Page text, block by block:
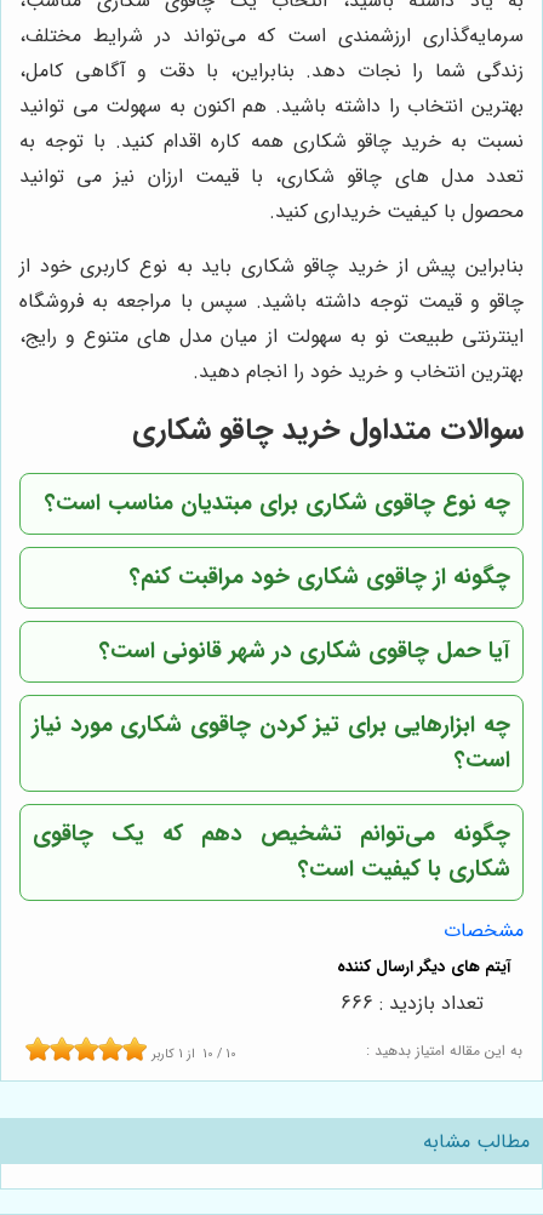
سرمایه‌گذاری ارزشمندی است که می‌تواند در شرایط مختلف،
زندگی شما را نجات دهد. بنابراین، با دقت و آگاهی کامل،
بهترین انتخاب را داشته باشید. هم اکنون به سهولت می توانید
نسبت به خرید چاقو شکاری همه کاره اقدام کنید. با توجه به
تعدد مدل های چاقو شکاری، با قیمت ارزان نیز می توانید
محصول با کیفیت خریداری کنید.
بنابراین پیش از خرید چاقو شکاری باید به نوع کاربری خود از
چاقو و قیمت توجه داشته باشید. سپس با مراجعه به فروشگاه
اینترنتی طبیعت نو به سهولت از میان مدل های متنوع و رایج،
بهترین انتخاب و خرید خود را انجام دهید.
سوالات متداول خرید چاقو شکاری
چه نوع چاقوی شکاری برای مبتدیان مناسب است؟
چگونه از چاقوی شکاری خود مراقبت کنم؟
آیا حمل چاقوی شکاری در شهر قانونی است؟
چه ابزارهایی برای تیز کردن چاقوی شکاری مورد نیاز
است؟
چگونه می‌توانم تشخیص دهم که یک چاقوی
شکاری با کیفیت است؟
مشخصات
به این مقاله امتیاز بدهید : 10 / 10 از 1 کاربر
تعداد بازدید : 666
مطالب مشابه